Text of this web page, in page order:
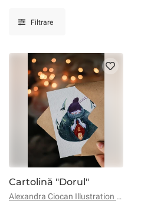
Filtrare
Cartolină "Dorul"
Alexandra Ciocan Illustration & Visual Design